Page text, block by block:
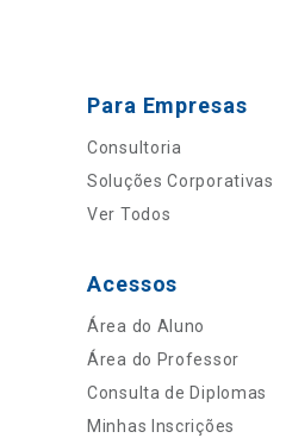
Para Empresas
Consultoria
Soluções Corporativas
Ver Todos
Acessos
Área do Aluno
Área do Professor
Consulta de Diplomas
Minhas Inscrições